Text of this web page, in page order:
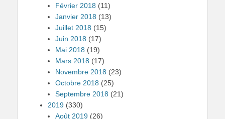
Février 2018 (11)
Janvier 2018 (13)
Juillet 2018 (15)
Juin 2018 (17)
Mai 2018 (19)
Mars 2018 (17)
Novembre 2018 (23)
Octobre 2018 (25)
Septembre 2018 (21)
2019 (330)
Août 2019 (26)